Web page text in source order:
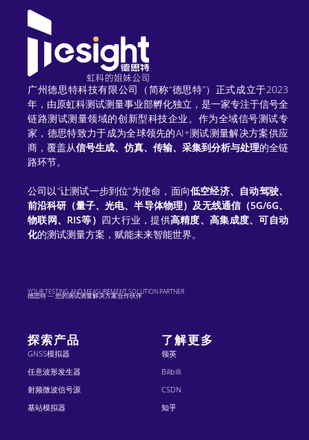
a
t
i
v
e
广州德思特科技有限公司（简称“德思特”）正式成立于2023
年，由原虹科测试测量事业部孵化独立，是一家专注于信号全
链路测试测量领域的创新型科技企业。作为全域信号测试专
家，德思特致力于成为全球领先的AI+测试测量解决方案供应
商，覆盖从信号生成、仿真、传输、采集到分析与处理的全链
路环节。
公司以“让测试一步到位”为使命，面向低空经济、自动驾驶、
前沿科研（量子、光电、半导体物理）及无线通信（5G/6G、
物联网、RIS等） 四大行业，提供高精度、高集成度、可自动
化的测试测量方案，赋能未来智能世界。
德思特 — 您的测试测量解决方案合作伙伴
YOUR TESTING AND MEASUREMENT SOLUTION PARTNER
探索产品
GNSS模拟器
任意波形发生器
射频微波信号源
基站模拟器
了解更多
领英
Bilibilli
CSDN
知乎